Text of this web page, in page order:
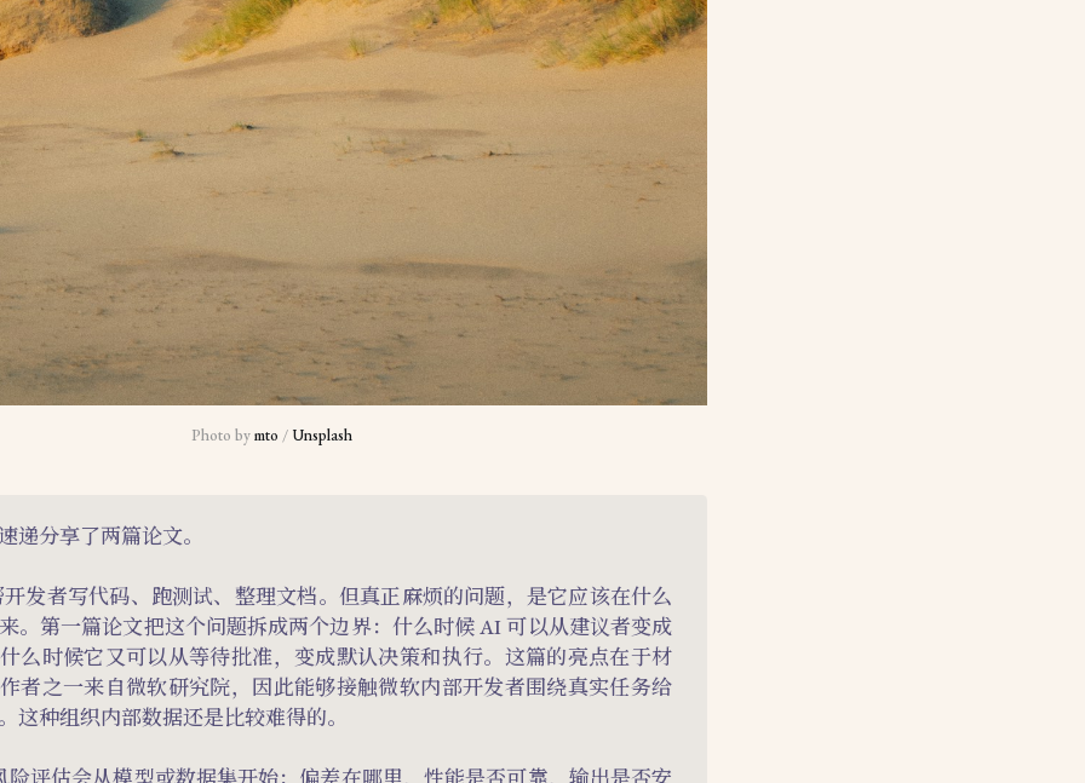
Photo by mto / Unsplash
递分享了两篇论文。
发者写代码、跑测试、整理文档。但真正麻烦的问题，是它应该在什么
。第一篇论文把这个问题拆成两个边界：什么时候 AI 可以从建议者变成
么时候它又可以从等待批准，变成默认决策和执行。这篇的亮点在于材
者之一来自微软研究院，因此能够接触微软内部开发者围绕真实任务给
这种组织内部数据还是比较难得的。
险评估会从模型或数据集开始：偏差在哪里，性能是否可靠，输出是否安